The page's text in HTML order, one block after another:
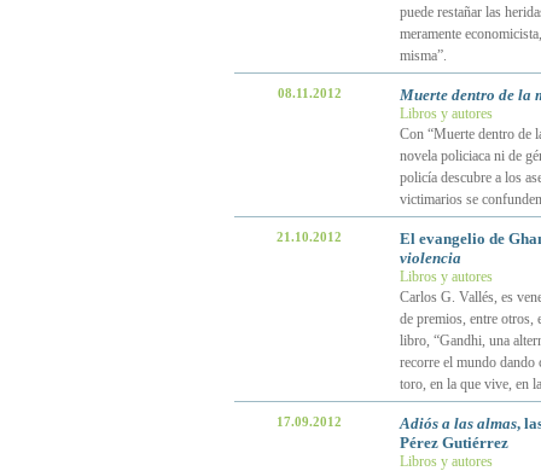
puede restañar las
meramente
misma”.
08.11.2012 Muerte dentro de la
Libros y autores
Con “Muerte dentro de
novela policiaca ni de
policía descubre a los
victimarios se
21.10.2012
El evangelio de
violencia
Libros y autores
Carlos G. Vallés, es
de premios, entre otros,
libro, “Gandhi, una
recorre el mundo dando
toro, en la que vive, en
17.09.2012 Adiós a las almas,
Pérez Gutiérrez
Libros y autores